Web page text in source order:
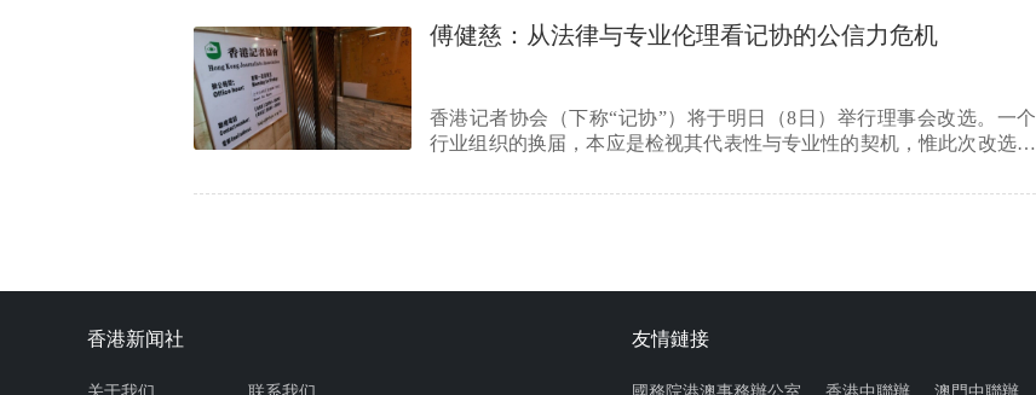
傅健慈：从法律与专业伦理看记协的公信力危机
香港记者协会（下称“记协”）将于明日（8日）举行理事会改选。一个
行业组织的换届，本应是检视其代表性与专业性的契机，惟此次改选从
香港新闻社 友情鏈接